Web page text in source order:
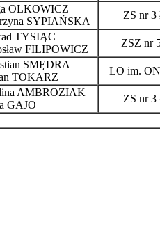
OLKOWICZ
SYPIAŃSKA
ZS nr
TYSIĄC
FILIPOWICZ
ZSZ nr
SMĘDRA
TOKARZ
LO im.
AMBROZIAK
GAJO
ZS nr